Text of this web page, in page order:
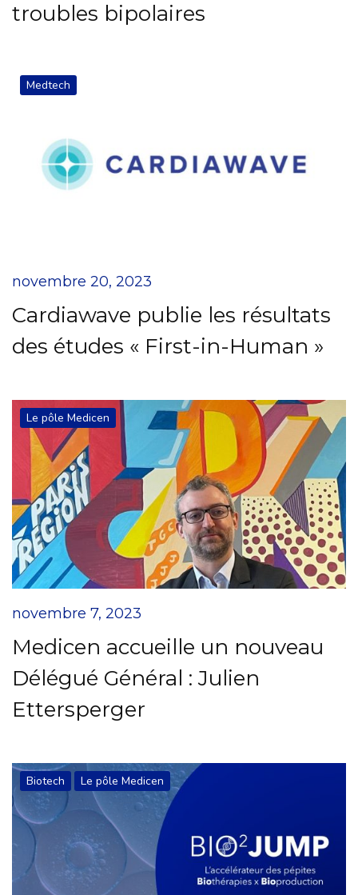
troubles bipolaires
Medtech
novembre 20, 2023
Cardiawave publie les résultats
des études « First-in-Human »
Le pôle Medicen
novembre 7, 2023
Medicen accueille un nouveau
Délégué Général : Julien
Ettersperger
Biotech Le pôle Medicen